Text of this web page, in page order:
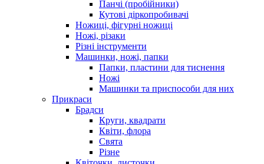
Панчі (пробійники)
Кутові діркопробивачі
Ножиці, фігурні ножиці
Ножі, різаки
Різні інструменти
Машинки, ножі, папки
Папки, пластини для тиснення
Ножі
Машинки та приспособи для них
Прикраси
Брадси
Круги, квадрати
Квіти, флора
Свята
Різне